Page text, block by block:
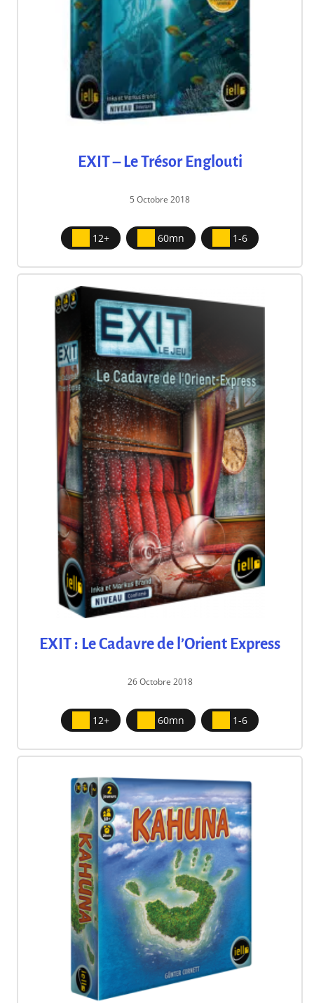
EXIT – Le Trésor Englouti
5 Octobre 2018
12+ 60mn 1-6
EXIT : Le Cadavre de l’Orient Express
26 Octobre 2018
12+ 60mn 1-6